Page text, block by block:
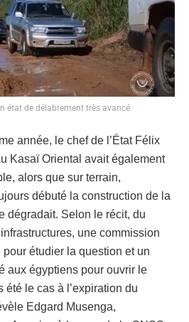
état de délabrement très avancé
année, le chef de l’État Félix
Kasaï Oriental avait également
alors que sur terrain,
débuté la construction de la
dégradait. Selon le récit, du
une commission
étudier la question et un
aux égyptiens pour ouvrir le
été le cas à l’expiration du
Edgard Musenga,